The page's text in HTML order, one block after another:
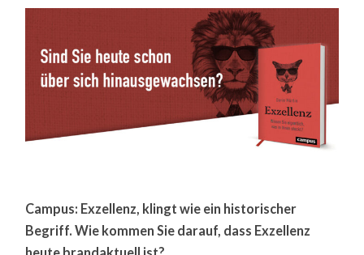
Campus: Exzellenz, klingt wie ein historischer
Begriff. Wie kommen Sie darauf, dass Exzellenz